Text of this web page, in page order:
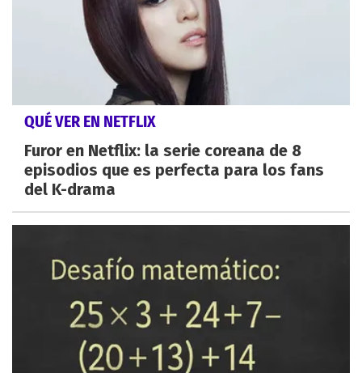
QUÉ VER EN NETFLIX
Furor en Netflix: la serie coreana de 8
episodios que es perfecta para los fans
del K-drama